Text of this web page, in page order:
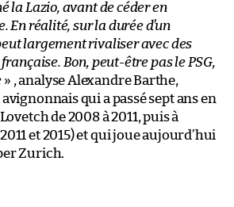
la Lazio, avant de céder en
En réalité, sur la durée d’un
largement rivaliser avec des
Bon, peut-être pas le PSG,
» , analyse Alexandre Barthe,
qui a passé sept ans en
de 2008 à 2011, puis à
et 2015) et qui joue aujourd’hui
Zurich.